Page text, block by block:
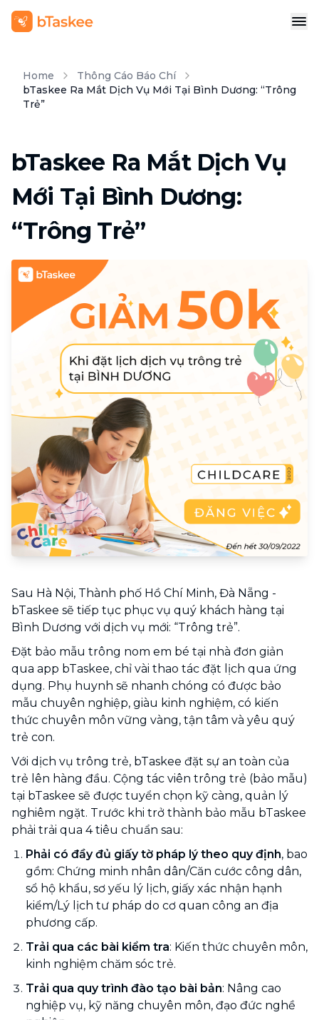
Home
Thông Cáo Báo Chí
bTaskee Ra Mắt Dịch Vụ Mới Tại Bình Dương: “Trông
Trẻ”
bTaskee Ra Mắt Dịch Vụ
Mới Tại Bình Dương:
“Trông Trẻ”
Sau Hà Nội, Thành phố Hồ Chí Minh, Đà Nẵng -
bTaskee sẽ tiếp tục phục vụ quý khách hàng tại
Bình Dương với dịch vụ mới: “Trông trẻ”.
Đặt bảo mẫu trông nom em bé tại nhà đơn giản
qua app bTaskee, chỉ vài thao tác đặt lịch qua ứng
dụng. Phụ huynh sẽ nhanh chóng có được bảo
mẫu chuyên nghiệp, giàu kinh nghiệm, có kiến
thức chuyên môn vững vàng, tận tâm và yêu quý
trẻ con.
Với dịch vụ trông trẻ, bTaskee đặt sự an toàn của
trẻ lên hàng đầu. Cộng tác viên trông trẻ (bảo mẫu)
tại bTaskee sẽ được tuyển chọn kỹ càng, quản lý
nghiêm ngặt. Trước khi trở thành bảo mẫu bTaskee
phải trải qua 4 tiêu chuẩn sau:
Phải có đầy đủ giấy tờ pháp lý theo quy định, bao
gồm: Chứng minh nhân dân/Căn cước công dân,
sổ hộ khẩu, sơ yếu lý lịch, giấy xác nhận hạnh
kiểm/Lý lịch tư pháp do cơ quan công an địa
phương cấp.
Trải qua các bài kiểm tra: Kiến thức chuyên môn,
kinh nghiệm chăm sóc trẻ.
Trải qua quy trình đào tạo bài bản: Nâng cao
nghiệp vụ, kỹ năng chuyên môn, đạo đức nghề